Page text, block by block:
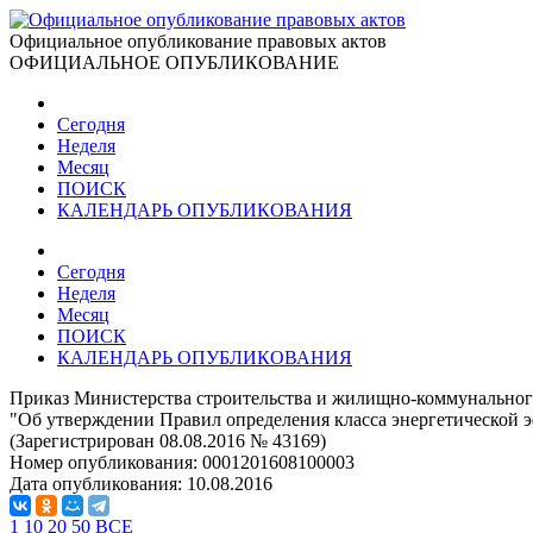
Официальное опубликование правовых актов
ОФИЦИАЛЬНОЕ ОПУБЛИКОВАНИЕ
Сегодня
Неделя
Месяц
ПОИСК
КАЛЕНДАРЬ ОПУБЛИКОВАНИЯ
Сегодня
Неделя
Месяц
ПОИСК
КАЛЕНДАРЬ ОПУБЛИКОВАНИЯ
Приказ Министерства строительства и жилищно-
"Об утверждении Правил определения класса
(Зарегистрирован 08.08.2016 № 43169)
Номер опубликования: 0001201608100003
Дата опубликования: 10.08.2016
1 10 20 50 ВСЕ